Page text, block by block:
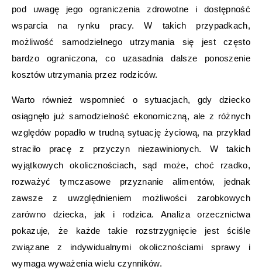
pod uwagę jego ograniczenia zdrowotne i dostępność
wsparcia na rynku pracy. W takich przypadkach,
możliwość samodzielnego utrzymania się jest często
bardzo ograniczona, co uzasadnia dalsze ponoszenie
kosztów utrzymania przez rodziców.
Warto również wspomnieć o sytuacjach, gdy dziecko
osiągnęło już samodzielność ekonomiczną, ale z różnych
względów popadło w trudną sytuację życiową, na przykład
straciło pracę z przyczyn niezawinionych. W takich
wyjątkowych okolicznościach, sąd może, choć rzadko,
rozważyć tymczasowe przyznanie alimentów, jednak
zawsze z uwzględnieniem możliwości zarobkowych
zarówno dziecka, jak i rodzica. Analiza orzecznictwa
pokazuje, że każde takie rozstrzygnięcie jest ściśle
związane z indywidualnymi okolicznościami sprawy i
wymaga wyważenia wielu czynników.